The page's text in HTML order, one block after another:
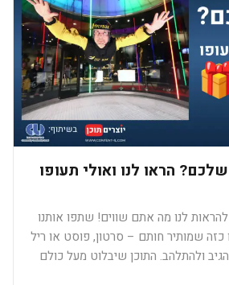
הראו לנו ואולי תעופו
להראות לנו מה אתם שווים! שתפו אותנו
כזה שמותיר חותם – סרטון, פוסט או ריל
ולהתלהב. התוכן שיבלוט מעל כולם